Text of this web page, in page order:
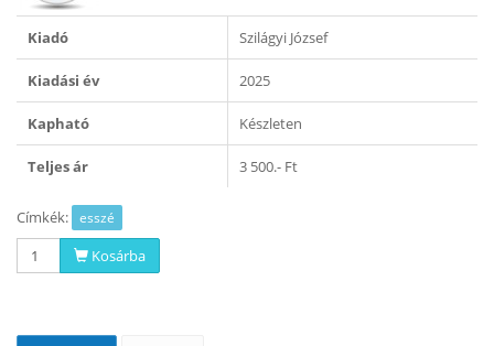
Kiadó Szilágyi József
Kiadási év 2025
Kapható Készleten
Teljes ár 3 500.- Ft
Címkék: esszé
Kosárba